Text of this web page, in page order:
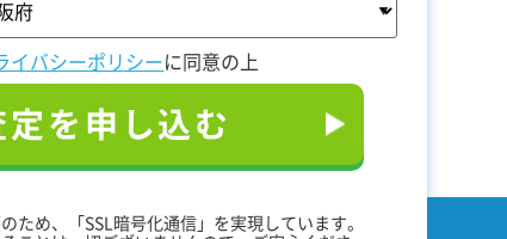
イバシーポリシーに同意の上
を申し込む
ため、「SSL暗号化通信」を実現しています。